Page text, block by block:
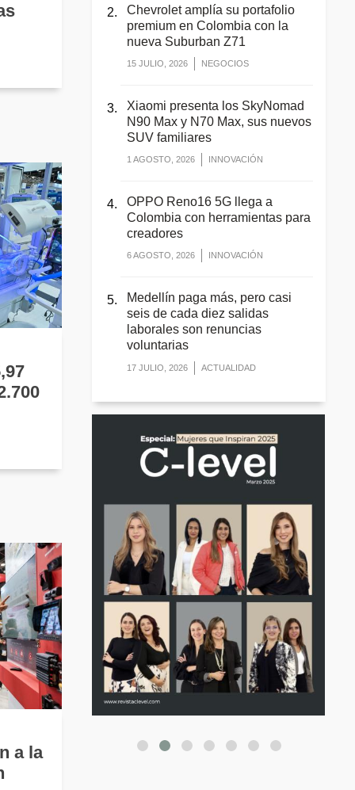
a la
Chevrolet amplía su portafolio
premium en Colombia con la
nueva Suburban Z71
15 JULIO, 2026 NEGOCIOS
Xiaomi presenta los SkyNomad
N90 Max y N70 Max, sus nuevos
SUV familiares
1 AGOSTO, 2026 INNOVACIÓN
OPPO Reno16 5G llega a
Colombia con herramientas para
creadores
6 AGOSTO, 2026 INNOVACIÓN
Medellín paga más, pero casi
seis de cada diez salidas
laborales son renuncias
voluntarias
17 JULIO, 2026 ACTUALIDAD